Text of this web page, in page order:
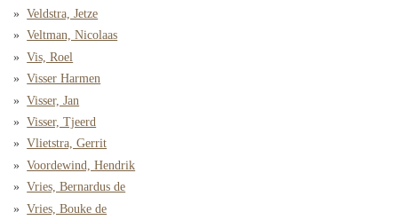
Veldstra, Jetze
Veltman, Nicolaas
Vis, Roel
Visser Harmen
Visser, Jan
Visser, Tjeerd
Vlietstra, Gerrit
Voordewind, Hendrik
Vries, Bernardus de
Vries, Bouke de